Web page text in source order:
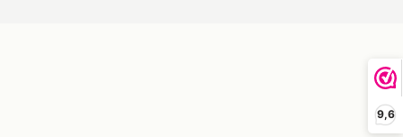
9,6